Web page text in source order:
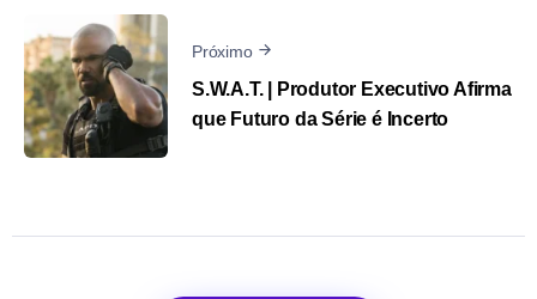
Próximo
S.W.A.T. | Produtor Executivo Afirma
que Futuro da Série é Incerto